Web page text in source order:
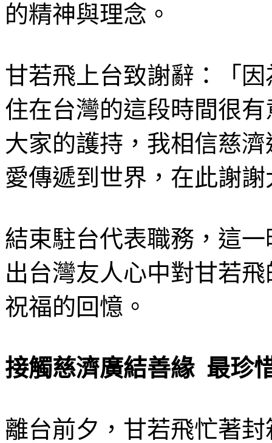
的精神與理念。
甘若飛上台致謝辭：「
住在台灣的這段時間很
大家的護持，我相信慈
愛傳遞到世界，在此謝
結束駐台代表職務，這
出台灣友人心中對甘若
祝福的回憶。
接觸慈濟廣結善緣 最珍
離台前夕，甘若飛忙著